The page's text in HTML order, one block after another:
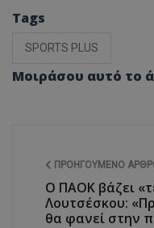
Tags
SPORTS PLUS
Μοιράσου αυτό το
ΠΡΟΗΓΟΎΜΕΝΟ
Ο ΠΑΟΚ βάζει
Λουτσέσκου:
θα φανεί στην